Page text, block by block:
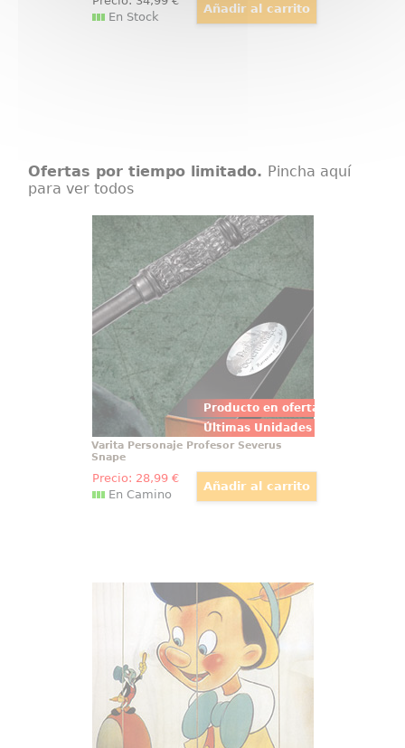
En Stock
Ofertas por tiempo limitado. Pincha aquí
para ver todos
Producto en oferta
Últimas Unidades
Varita Personaje Profesor Severus
Preciosa y realista réplica oficial
de la varita del Profesor Severus
Snape con motivo de la película
Harry Potter, Las Reliquias de la
Muerte (Harry Potter and the
Deathly Hollow).
Varita Personaje Profesor Severus
Snape
Precio: 28,99€
En Camino
Póster de Madera Pinocchio
Tierno Póster realizado en
madera de Pinocchio, el Póster
tiene un tamaño aproximado de
40 x 60 cm., decora tu espacio
preferido con un toque retro con
este lienzo realizado en madera
de uno de los clásicos de Disney.